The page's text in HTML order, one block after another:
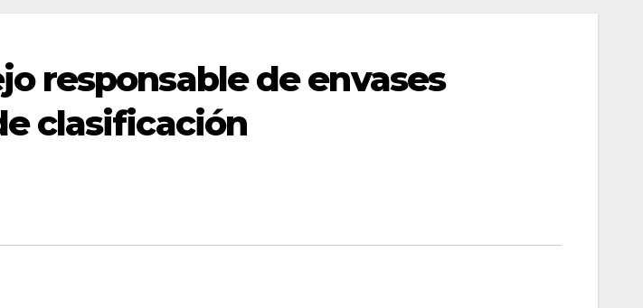
responsable de envases
clasificación